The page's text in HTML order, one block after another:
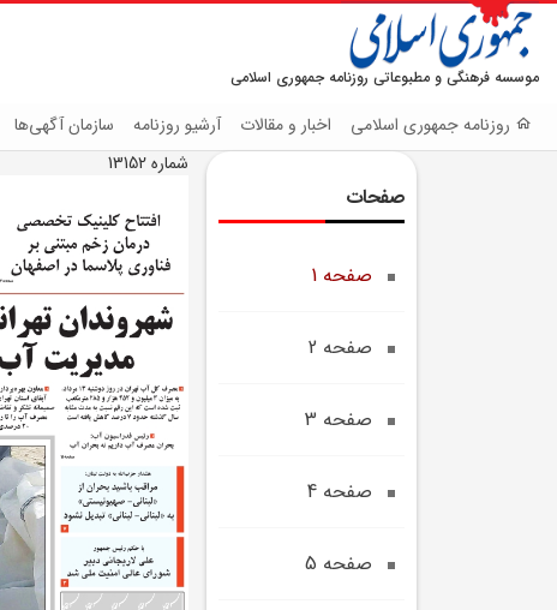
موسسه فرهنگی و مطبوعاتی روزنامه جمهوری اسلامی
روزنامه جمهوری اسلامی اخبار و مقالات آرشیو روزنامه سازمان آگهی‌ها
صفحات
صفحه 1
صفحه 2
صفحه 3
صفحه 4
صفحه 5
شماره 13152